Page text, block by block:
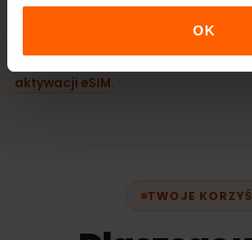
OK
Dokładne nazwy menu mogą się
aktywacji eSIM.
TWOJE